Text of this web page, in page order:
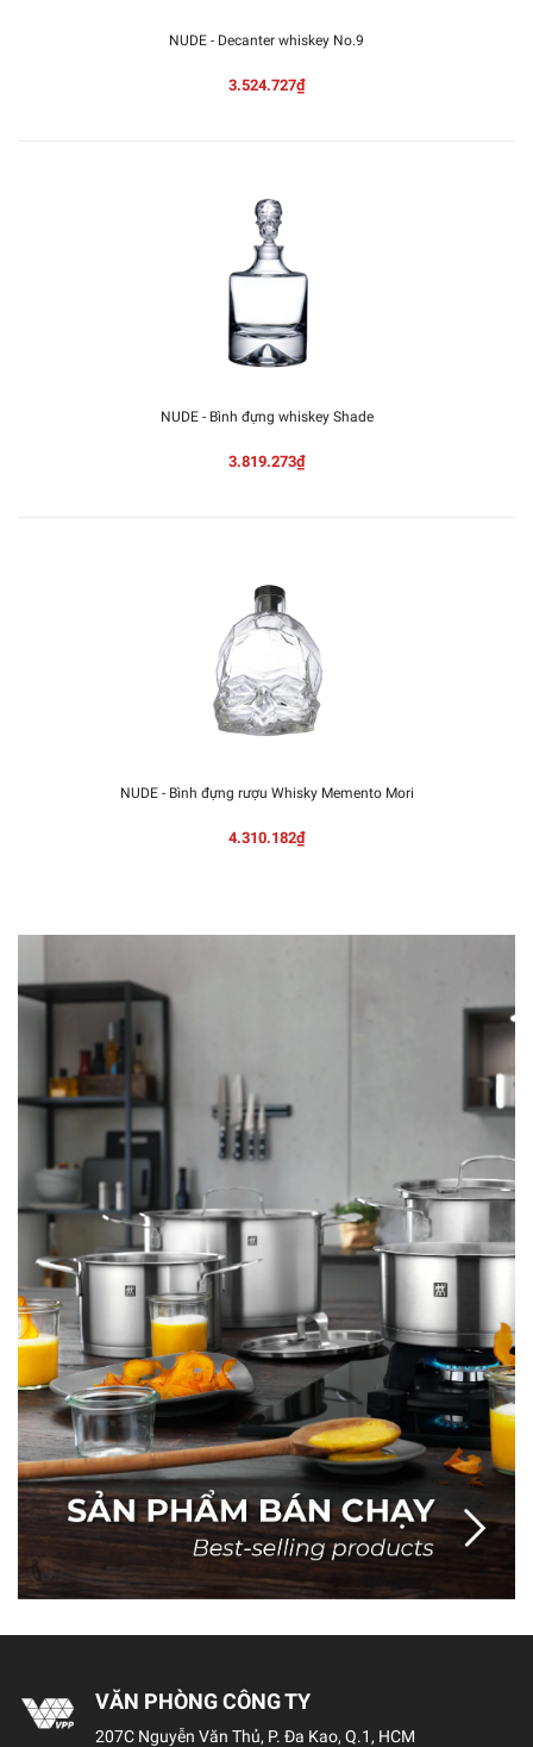
NUDE - Decanter whiskey No.9
3.524.727₫
NUDE - Bình đựng whiskey Shade
3.819.273₫
NUDE - Bình đựng rượu Whisky Memento Mori
4.310.182₫
VĂN PHÒNG CÔNG TY
207C Nguyễn Văn Thủ, P. Đa Kao, Q.1, HCM